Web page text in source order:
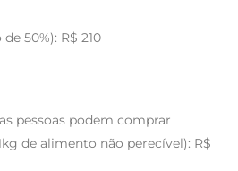
50%): R$ 210
pessoas podem comprar
de alimento não perecível): R$